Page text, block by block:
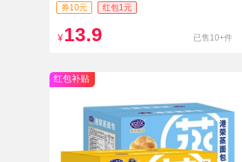
袋券10元 红包1元
¥ 13.9 已售10+件
红包补贴